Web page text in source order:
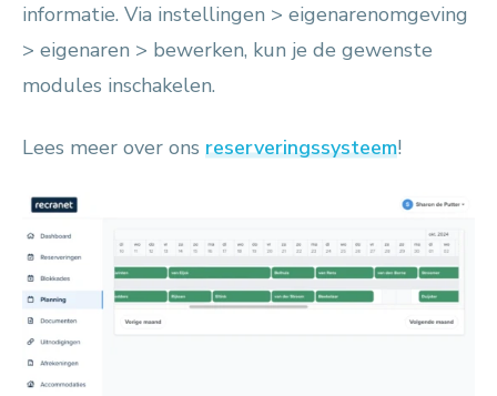
informatie. Via instellingen > eigenarenomgeving
> eigenaren > bewerken, kun je de gewenste
modules inschakelen.
Lees meer over ons reserveringssysteem!